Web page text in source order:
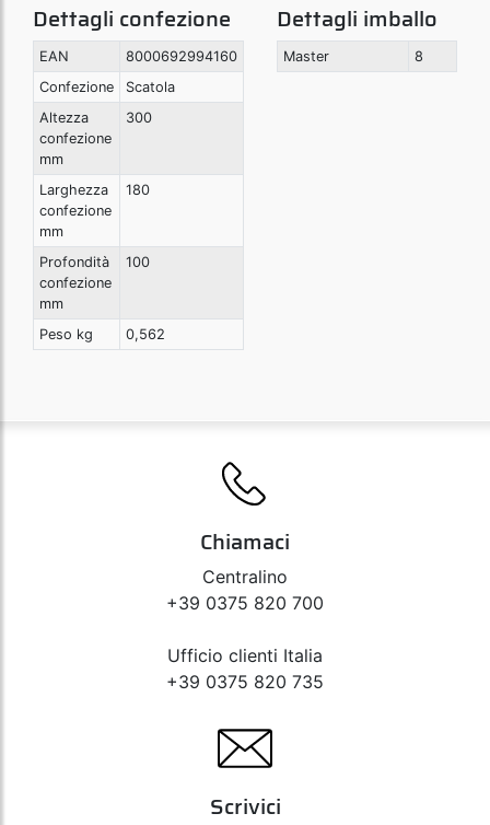
Dettagli confezione
EAN
8000692994160
Confezione
Scatola
Altezza
confezione
mm
300
Larghezza
confezione
mm
180
Profondità
confezione
mm
100
Peso kg 0,562
Dettagli imballo
Master 8
Chiamaci
Centralino
+39 0375 820 700
Ufficio clienti Italia
+39 0375 820 735
Scrivici